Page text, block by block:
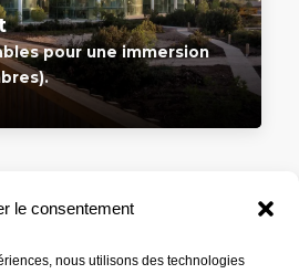
le consentement
nous utilisons des technologies
pour une immersion